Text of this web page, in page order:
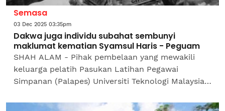
Semasa
03 Dec 2025 03:35pm
Dakwa juga individu subahat sembunyi
maklumat kematian Syamsul Haris - Peguam
SHAH ALAM - Pihak pembelaan yang mewakili
keluarga pelatih Pasukan Latihan Pegawai
Simpanan (Palapes) Universiti Teknologi Malaysia
bersubahat...